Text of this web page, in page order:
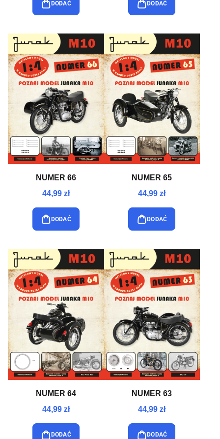
DODAĆ DODAĆ
NUMER 66
44,99 zł
DODAĆ
NUMER 65
44,99 zł
DODAĆ
NUMER 64
44,99 zł
DODAĆ
NUMER 63
44,99 zł
DODAĆ